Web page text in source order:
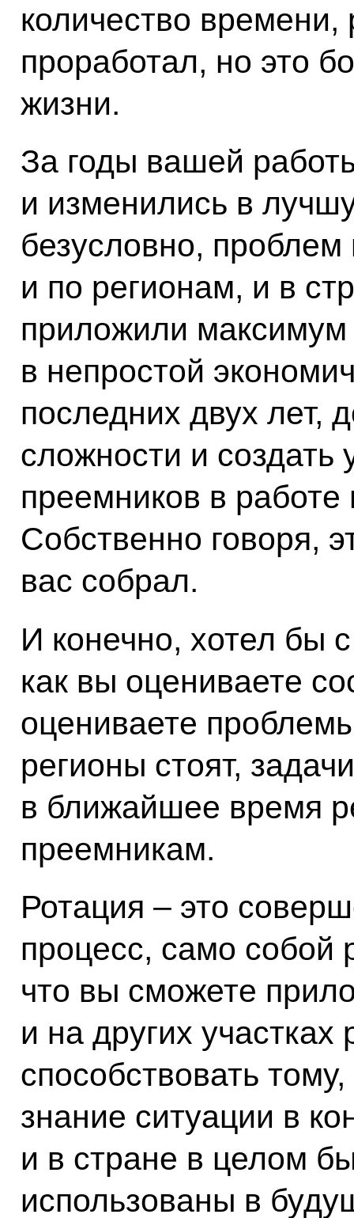
количество времени,
проработал, но это
жизни.
За годы вашей
и изменились в
безусловно, проблем
и по регионам, и в
приложили максимум
в непростой
последних двух лет,
сложности и
преемников в
Собственно говоря,
вас собрал.
И конечно, хотел бы
как вы оцениваете
оцениваете
регионы стоят,
в ближайшее время
преемникам.
Ротация – это
процесс, само
что вы сможете
и на других
способствовать
знание ситуации в
и в стране в целом
использованы в